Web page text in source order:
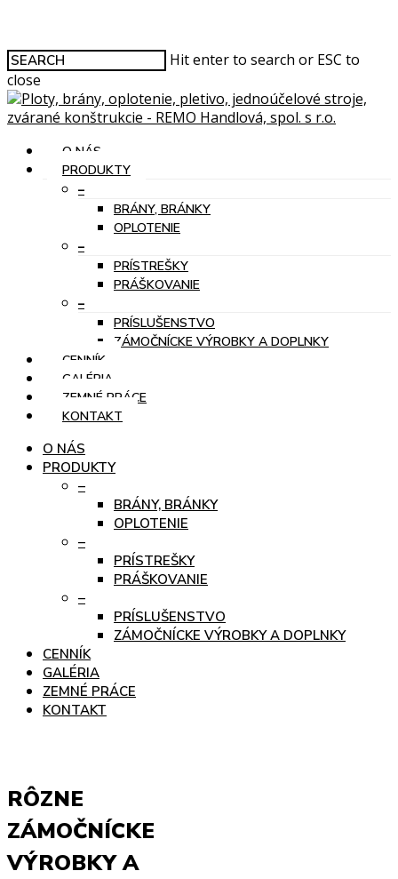
Hit enter to search or ESC to
close
O NÁS
PRODUKTY
–
BRÁNY, BRÁNKY
OPLOTENIE
–
PRÍSTREŠKY
PRÁŠKOVANIE
–
PRÍSLUŠENSTVO
ZÁMOČNÍCKE VÝROBKY A DOPLNKY
CENNÍK
GALÉRIA
ZEMNÉ PRÁCE
KONTAKT
O NÁS
PRODUKTY
–
BRÁNY, BRÁNKY
OPLOTENIE
–
PRÍSTREŠKY
PRÁŠKOVANIE
–
PRÍSLUŠENSTVO
ZÁMOČNÍCKE VÝROBKY A DOPLNKY
CENNÍK
GALÉRIA
ZEMNÉ PRÁCE
KONTAKT
RÔZNE
ZÁMOČNÍCKE
VÝROBKY A